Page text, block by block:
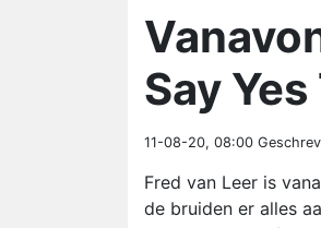
Say
11-08-20, 08:00
Fred van Leer is
de bruiden er alles